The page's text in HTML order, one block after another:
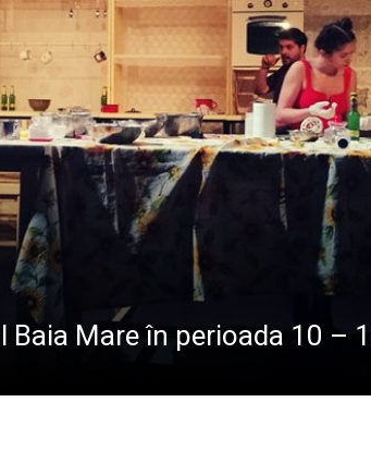
a născut Viorel Costin „feciorul de pe
Maramureș, vineri 7 august 2026
„Săliștenii” va urca pe scena
a născut Dan Grigore, pianistul care a
Mare în perioada 10 –